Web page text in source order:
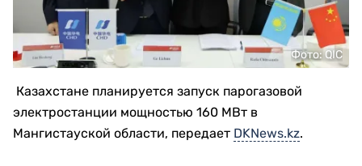
Фото: QIC
Казахстане планируется запуск парогазовой
электростанции мощностью 160 МВт в
Мангистауской области, передает DKNews.kz.